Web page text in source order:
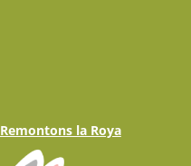
Remontons la Roya